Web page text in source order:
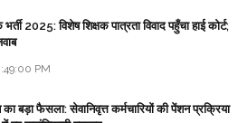
2025: विशेष शिक्षक पात्रता विवाद पहुँचा हाई कोर्ट;
PM
बड़ा फैसला: सेवानिवृत्त कर्मचारियों की पेंशन प्रक्रिया